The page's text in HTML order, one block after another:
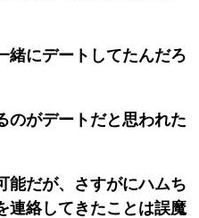
緒にデートしてたんだろ
のがデートだと思われた
能だが、さすがにハムち
連絡してきたことは誤魔